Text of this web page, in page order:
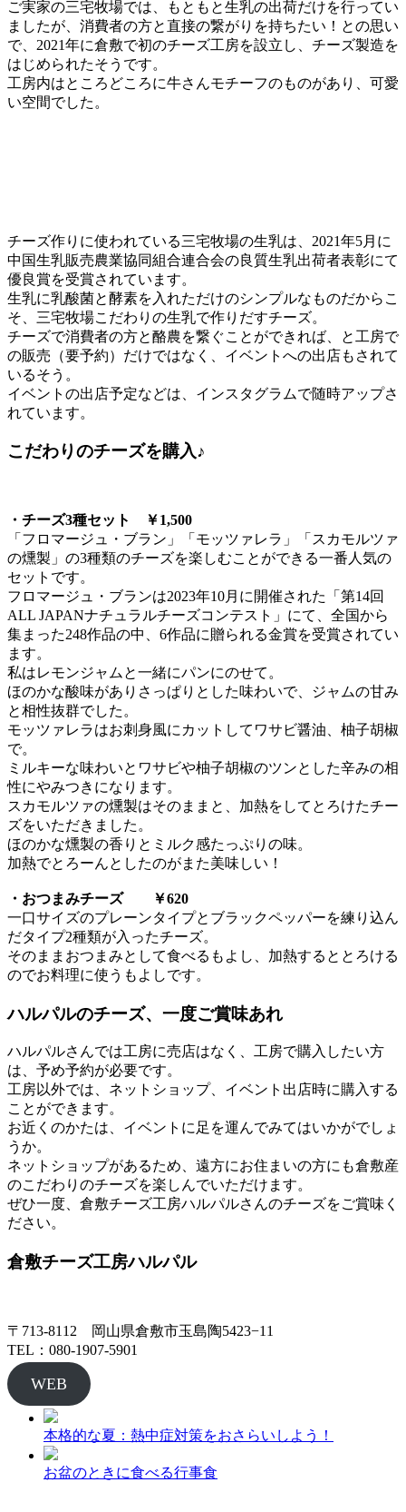
ご実家の三宅牧場では、もともと生乳の出荷だけを行ってい
ましたが、消費者の方と直接の繋がりを持ちたい！との思い
で、2021年に倉敷で初のチーズ工房を設立し、チーズ製造を
はじめられたそうです。
工房内はところどころに牛さんモチーフのものがあり、可愛
い空間でした。
チーズ作りに使われている三宅牧場の生乳は、2021年5月に
中国生乳販売農業協同組合連合会の良質生乳出荷者表彰にて
優良賞を受賞されています。
生乳に乳酸菌と酵素を入れただけのシンプルなものだからこ
そ、三宅牧場こだわりの生乳で作りだすチーズ。
チーズで消費者の方と酪農を繋ぐことができれば、と工房で
の販売（要予約）だけではなく、イベントへの出店もされて
いるそう。
イベントの出店予定などは、インスタグラムで随時アップさ
れています。
こだわりのチーズを購入♪
・チーズ3種セット ￥1,500
「フロマージュ・ブラン」「モッツァレラ」「スカモルツァ
の燻製」の3種類のチーズを楽しむことができる一番人気の
セットです。
フロマージュ・ブランは2023年10月に開催された「第14回
ALL JAPANナチュラルチーズコンテスト」にて、全国から
集まった248作品の中、6作品に贈られる金賞を受賞されてい
ます。
私はレモンジャムと一緒にパンにのせて。
ほのかな酸味がありさっぱりとした味わいで、ジャムの甘み
と相性抜群でした。
モッツァレラはお刺身風にカットしてワサビ醤油、柚子胡椒
で。
ミルキーな味わいとワサビや柚子胡椒のツンとした辛みの相
性にやみつきになります。
スカモルツァの燻製はそのままと、加熱をしてとろけたチー
ズをいただきました。
ほのかな燻製の香りとミルク感たっぷりの味。
加熱でとろーんとしたのがまた美味しい！
・おつまみチーズ ￥620
一口サイズのプレーンタイプとブラックペッパーを練り込ん
だタイプ2種類が入ったチーズ。
そのままおつまみとして食べるもよし、加熱するととろける
のでお料理に使うもよしです。
ハルパルのチーズ、一度ご賞味あれ
ハルパルさんでは工房に売店はなく、工房で購入したい方
は、予め予約が必要です。
工房以外では、ネットショップ、イベント出店時に購入する
ことができます。
お近くのかたは、イベントに足を運んでみてはいかがでしょ
うか。
ネットショップがあるため、遠方にお住まいの方にも倉敷産
のこだわりのチーズを楽しんでいただけます。
ぜひ一度、倉敷チーズ工房ハルパルさんのチーズをご賞味く
ださい。
倉敷チーズ工房ハルパル
〒713-8112 岡山県倉敷市玉島陶5423−11
TEL：080-1907-5901
WEB
本格的な夏：熱中症対策をおさらいしよう！
お盆のときに食べる行事食